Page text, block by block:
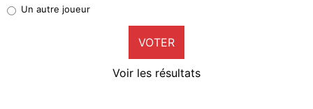
9%
Un autre joueur
VOTER
Voir les résultats